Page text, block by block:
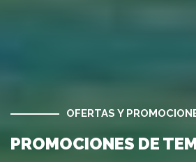
OFERTAS Y
PROMOCIONES DE